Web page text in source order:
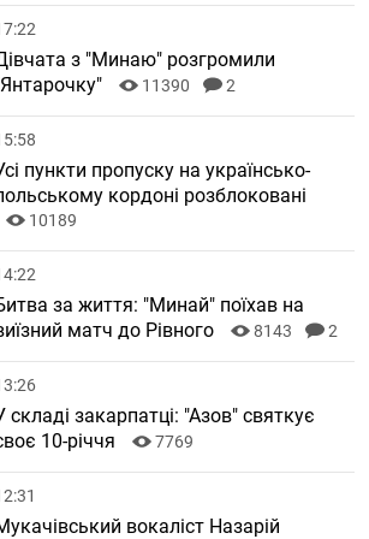
з "Минаю" розгромили
11390 2
пункти пропуску на українсько-
кордоні розблоковані
10189
за життя: "Минай" поїхав на
матч до Рівного
8143 2
складі закарпатці: "Азов" святкує
10-річчя
7769
вокаліст Назарій